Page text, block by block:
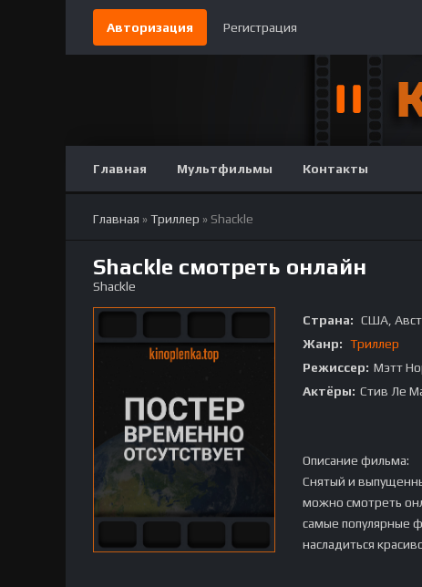
Авторизация Регистрация
Главная Мультфильмы Контакты
Главная »Триллер » Shackle
Shackle смотреть онлайн
Shackle
Страна: США,
Жанр: Триллер
Режиссер: Мэтт
Актёры: Стив Ле
Описание фильма:
Снятый и
можно смотреть
самые популярные
насладиться